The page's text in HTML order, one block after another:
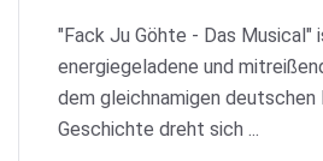
"Fack Ju Göhte - Das Musical"
energiegeladene und
dem gleichnamigen deutschen
Geschichte dreht sich ...